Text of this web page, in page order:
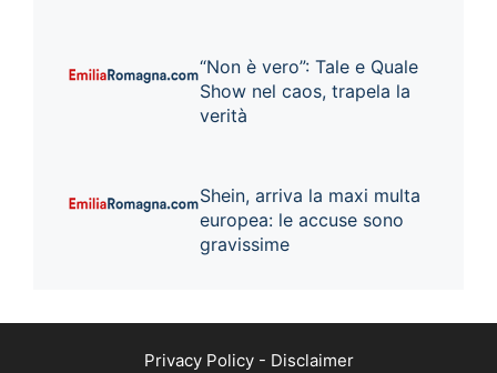
“Non è vero”: Tale e Quale
Show nel caos, trapela la
verità
Shein, arriva la maxi multa
europea: le accuse sono
gravissime
Privacy Policy- Disclaimer